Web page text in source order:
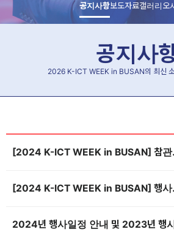
공지사항보도자료갤러리오
공지사
2026 K-ICT WEEK in BUSAN의 최신
[2024 K-
[2024 K-